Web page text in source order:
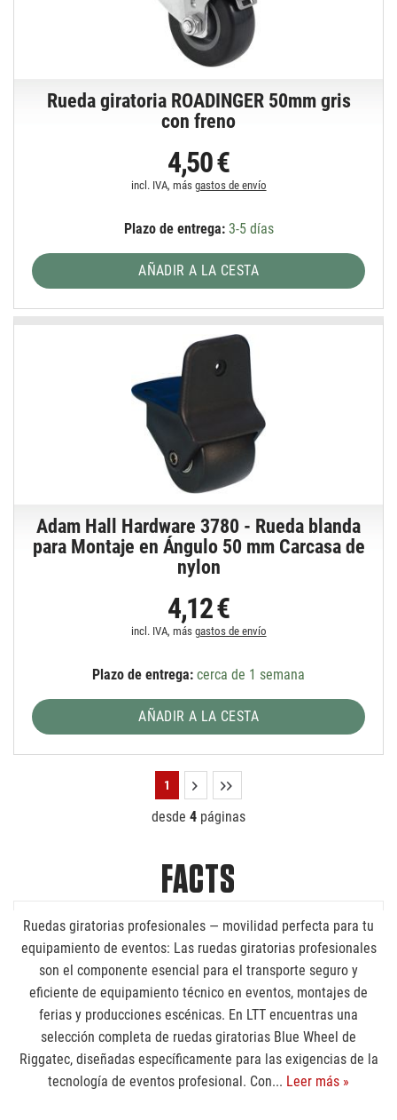
Rueda giratoria ROADINGER 50mm gris
con freno
4,50 €
incl. IVA, más gastos de envío
Plazo de entrega:3-5 días
AÑADIR A LA CESTA
Adam Hall Hardware 3780 - Rueda blanda
para Montaje en Ángulo 50 mm Carcasa de
nylon
4,12 €
incl. IVA, más gastos de envío
Plazo de entrega: cerca de 1 semana
AÑADIR A LA CESTA
1
desde 4 páginas
FACTS
Ruedas giratorias profesionales — movilidad perfecta para tu
equipamiento de eventos: Las ruedas giratorias profesionales
son el componente esencial para el transporte seguro y
eficiente de equipamiento técnico en eventos, montajes de
ferias y producciones escénicas. En LTT encuentras una
selección completa de ruedas giratorias Blue Wheel de
Riggatec, diseñadas específicamente para las exigencias de la
tecnología de eventos profesional. Con... Leer más »